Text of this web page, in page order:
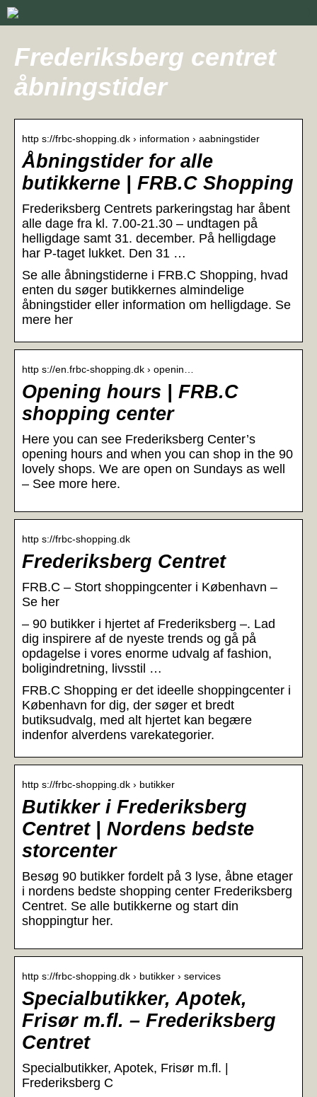
Frederiksberg centret
åbningstider
http s://frbc-shopping.dk › information › aabningstider
Åbningstider for alle
butikkerne | FRB.C Shopping
Frederiksberg Centrets parkeringstag har åbent
alle dage fra kl. 7.00-21.30 – undtagen på
helligdage samt 31. december. På helligdage
har P-taget lukket. Den 31 …
Se alle åbningstiderne i FRB.C Shopping, hvad
enten du søger butikkernes almindelige
åbningstider eller information om helligdage. Se
mere her
http s://en.frbc-shopping.dk › openin…
Opening hours | FRB.C
shopping center
Here you can see Frederiksberg Center’s
opening hours and when you can shop in the 90
lovely shops. We are open on Sundays as well
– See more here.
http s://frbc-shopping.dk
Frederiksberg Centret
FRB.C – Stort shoppingcenter i København –
Se her
– 90 butikker i hjertet af Frederiksberg –. Lad
dig inspirere af de nyeste trends og gå på
opdagelse i vores enorme udvalg af fashion,
boligindretning, livsstil …
FRB.C Shopping er det ideelle shoppingcenter i
København for dig, der søger et bredt
butiksudvalg, med alt hjertet kan begære
indenfor alverdens varekategorier.
http s://frbc-shopping.dk › butikker
Butikker i Frederiksberg
Centret | Nordens bedste
storcenter
Besøg 90 butikker fordelt på 3 lyse, åbne etager
i nordens bedste shopping center Frederiksberg
Centret. Se alle butikkerne og start din
shoppingtur her.
http s://frbc-shopping.dk › butikker › services
Specialbutikker, Apotek,
Frisør m.fl. – Frederiksberg
Centret
Specialbutikker, Apotek, Frisør m.fl. |
Frederiksberg C